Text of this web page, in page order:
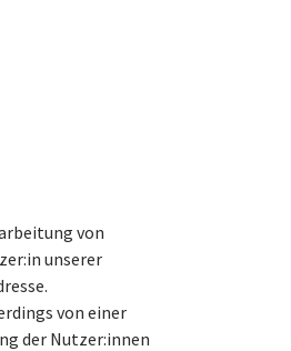
von
unserer
von einer
der Nutzer:innen